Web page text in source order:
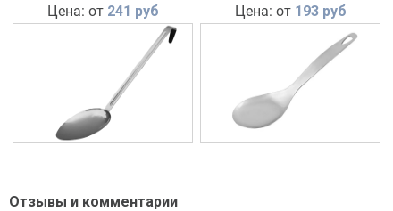
Цена: от 241 руб
Цена: от 193 руб
Отзывы и комментарии